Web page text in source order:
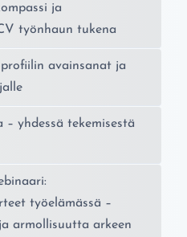
ja
työnhaun tukena
avainsanat ja
– yhdessä tekemisestä
työelämässä –
armollisuutta arkeen